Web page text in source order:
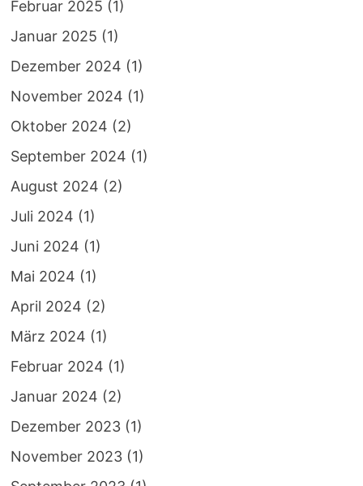
Februar 2025 (1)
Januar 2025 (1)
Dezember 2024 (1)
November 2024 (1)
Oktober 2024 (2)
September 2024 (1)
August 2024 (2)
Juli 2024 (1)
Juni 2024 (1)
Mai 2024 (1)
April 2024 (2)
März 2024 (1)
Februar 2024 (1)
Januar 2024 (2)
Dezember 2023(1)
November 2023(1)